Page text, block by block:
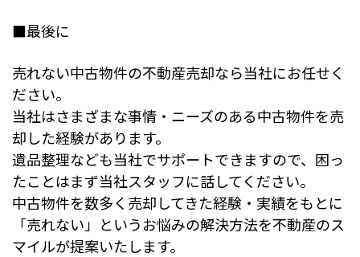
■最後に
売れない中古物件の不動産売却なら当社にお任せく
ださい。
当社はさまざまな事情・ニーズのある中古物件を売
却した経験があります。
遺品整理なども当社でサポートできますので、困っ
たことはまず当社スタッフに話してください。
中古物件を数多く売却してきた経験・実績をもとに
「売れない」というお悩みの解決方法を不動産のス
マイルが提案いたします。